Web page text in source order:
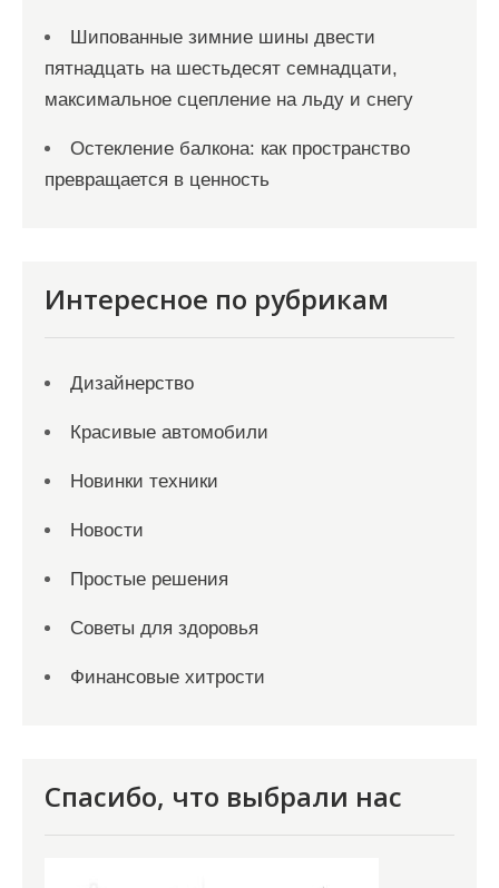
Шипованные зимние шины двести
пятнадцать на шестьдесят семнадцати,
максимальное сцепление на льду и снегу
Остекление балкона: как пространство
превращается в ценность
Интересное по рубрикам
Дизайнерство
Красивые автомобили
Новинки техники
Новости
Простые решения
Советы для здоровья
Финансовые хитрости
Спасибо, что выбрали нас